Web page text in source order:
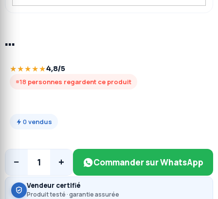
…
★★★★★4,8/5
18 personnes regardent ce produit
0vendus
− 1 + Commander sur WhatsApp
Vendeur certifié
Produit testé · garantie assurée